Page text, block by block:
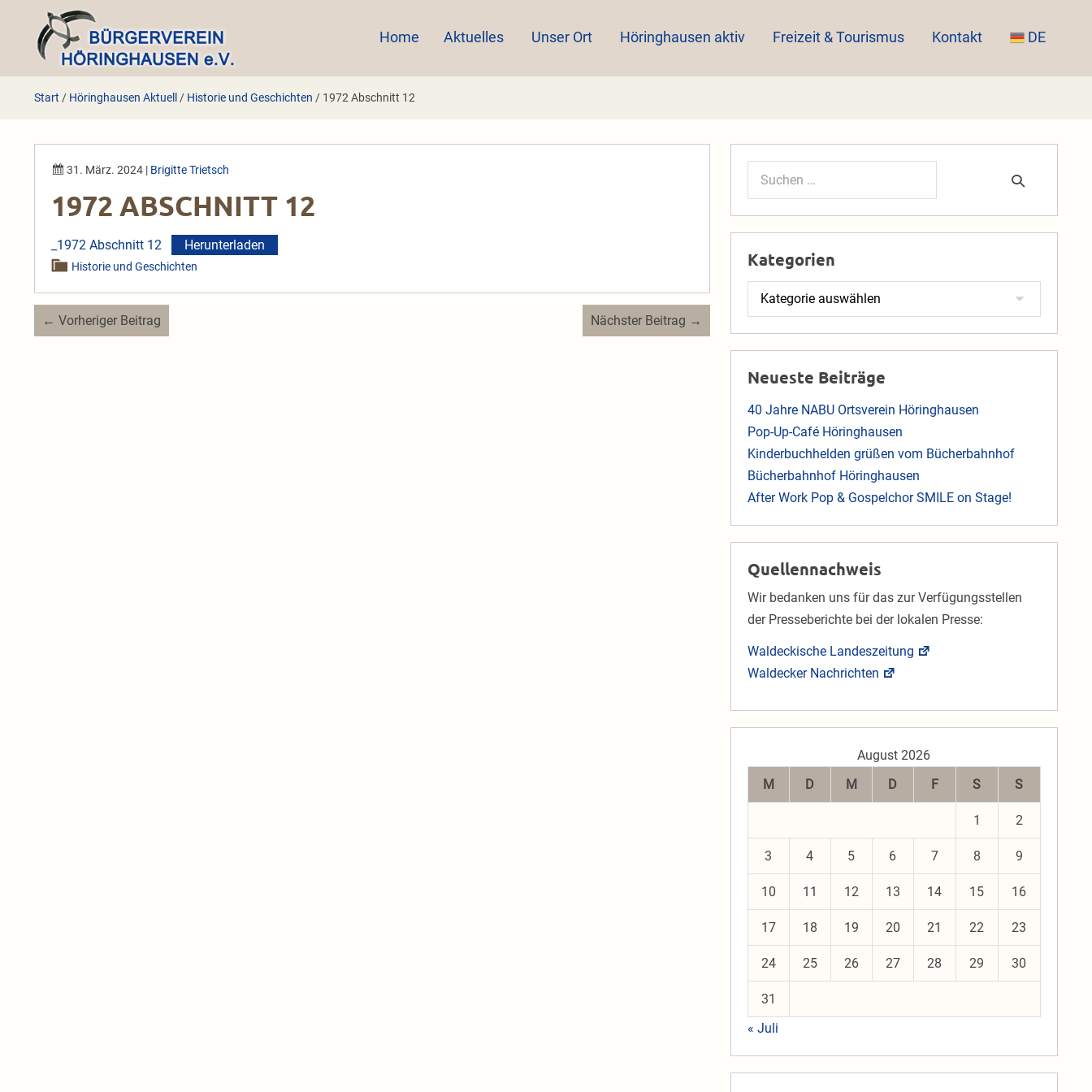
springen
Home Aktuelles Unser Ort Höringhausen aktiv Freizeit & Tourismus Kontakt DE
Start / Höringhausen Aktuell / Historie und Geschichten / 1972 Abschnitt 12
31. März. 2024 | Brigitte Trietsch
1972 ABSCHNITT 12
_1972 Abschnitt 12 Herunterladen
Historie und Geschichten
Beitragsnavigation
← Vorheriger Beitrag Nächster Beitrag →
Suchen
Kategorien
Kategorien
Neueste Beiträge
40 Jahre NABU Ortsverein Höringhausen
Pop-Up-Café Höringhausen
Kinderbuchhelden grüßen vom Bücherbahnhof
Bücherbahnhof Höringhausen
After Work Pop & Gospelchor SMILE on Stage!
Quellennachweis
Wir bedanken uns für das zur Verfügungsstellen
der Presseberichte bei der lokalen Presse:
Waldeckische Landeszeitung
Waldecker Nachrichten
August 2026
M
D M D F S S
1 2
3 4 5 6 7 8 9
10 11 12 13 14 15 16
17 18 19 20 21 22 23
24 25 26 27 28 29 30
31
« Juli